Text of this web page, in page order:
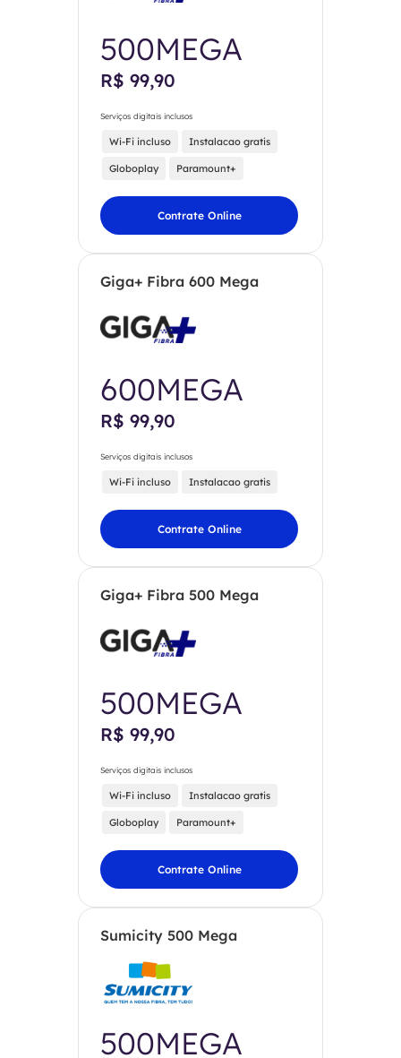
500MEGA
R$ 99,90
Serviços digitais inclusos
Wi-Fi incluso Instalacao gratis
Globoplay Paramount+
Contrate Online
Giga+ Fibra 600 Mega
600MEGA
R$ 99,90
Serviços digitais inclusos
Wi-Fi incluso Instalacao gratis
Contrate Online
Giga+ Fibra 500 Mega
500MEGA
R$ 99,90
Serviços digitais inclusos
Wi-Fi incluso Instalacao gratis
Globoplay Paramount+
Contrate Online
Sumicity 500 Mega
500MEGA